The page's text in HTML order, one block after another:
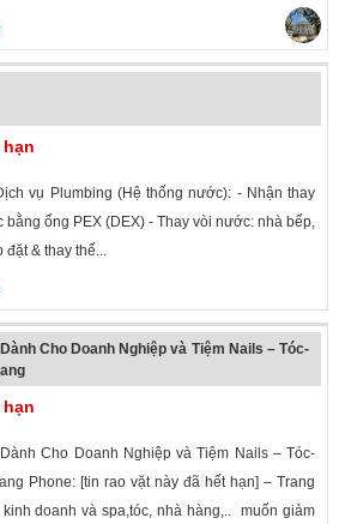
vụ Plumbing (Hệ thống nước): - Nhận thay
ống PEX (DEX) - Thay vòi nước: nhà bếp,
đặt & thay thế...
Cho Doanh Nghiệp và Tiệm Nails – Tóc-
Cho Doanh Nghiệp và Tiệm Nails – Tóc-
Phone: [tin rao vặt này đã hết hạn] – Trang
doanh và spa,tóc, nhà hàng,.. muốn giảm